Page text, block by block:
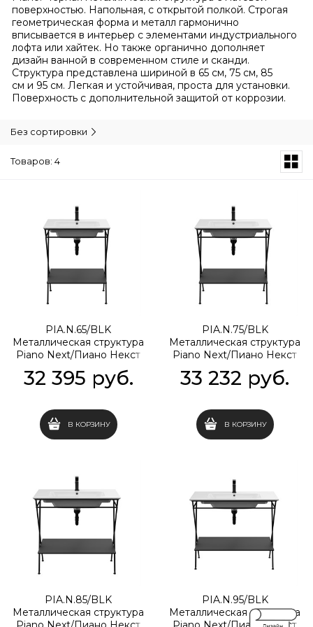
поверхностью. Напольная, с открытой полкой. Строгая
геометрическая форма и металл гармонично
вписывается в интерьер с элементами индустриального
лофта или хайтек. Но также органично дополняет
дизайн ванной в современном стиле и сканди.
Структура представлена шириной в 65 см, 75 см, 85
см и 95 см. Легкая и устойчивая, проста для установки.
Поверхность с дополнительной защитой от коррозии.
Без сортировки
Товаров: 4
PIA.N.65/BLK
Металлическая структура
Piano Next/Пиано Некст
напольная 65, черная
матовая
32 395 руб.
В КОРЗИНУ
PIA.N.75/BLK
Металлическая структура
Piano Next/Пиано Некст
напольная 75, черная
матовая
33 232 руб.
В КОРЗИНУ
PIA.N.85/BLK
Металлическая структура
PIA.N.95/BLK
Металлическая структура